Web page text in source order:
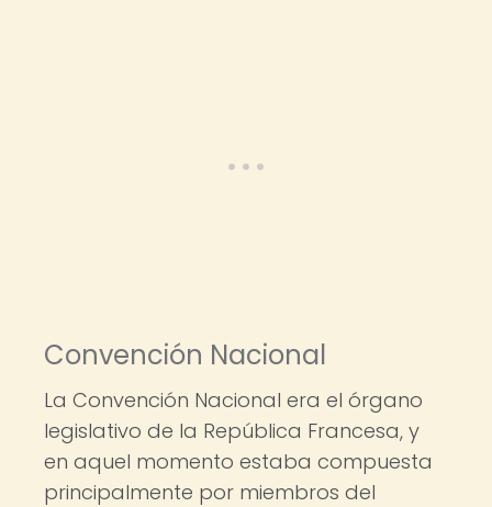
Convención Nacional
La Convención Nacional era el órgano
legislativo de la República Francesa, y
en aquel momento estaba compuesta
principalmente por miembros del